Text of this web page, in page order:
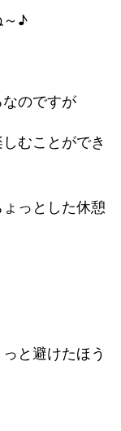
～♪
のですが
むことができ
っとした休憩
と避けたほう